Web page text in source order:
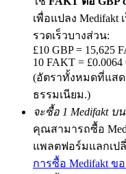
Exclusive for BitMart
Register & Trade to
Precious Metals
Trade Gold & Silver
เพื่อแปลง Medifakt
รวดเร็วบางส่วน:
£10 GBP = 15,625
10 FAKT = £0.0064
(อัตราทั้งหมดที่แส
ธรรมเนียม.)
จะซื้อ 1 Medifakt บ
คุณสามารถซื้อ
แพลตฟอร์มแลกเป
การซื้อ Medifakt ขอ